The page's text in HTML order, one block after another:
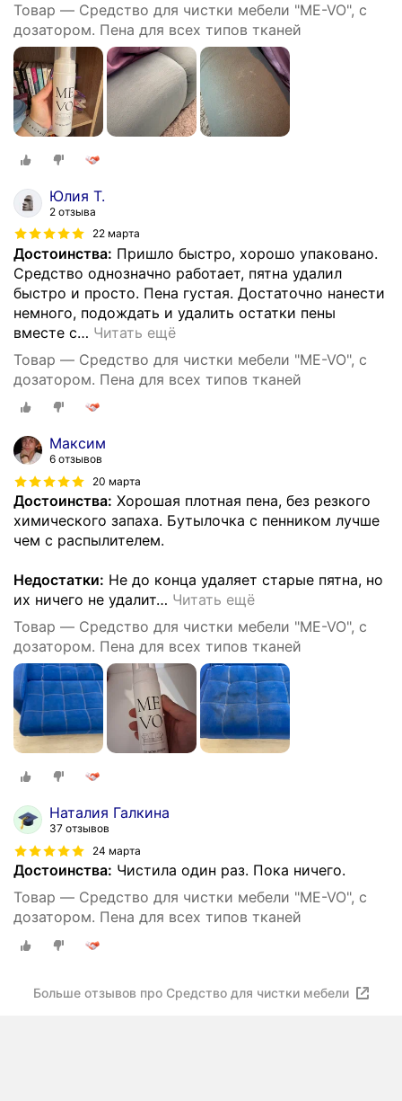
Товар — Средство для чистки мебели "ME-VO", с
дозатором. Пена для всех типов тканей
Юлия Т.
2 отзыва
22 марта
Достоинства: Пришло быстро, хорошо упаковано.
Средство однозначно работает, пятна удалил
быстро и просто. Пена густая. Достаточно нанести
немного, подождать и удалить остатки пены
вместе с… Читать ещё
Товар — Средство для чистки мебели "ME-VO", с
дозатором. Пена для всех типов тканей
Максим
6 отзывов
20 марта
Достоинства: Хорошая плотная пена, без резкого
химического запаха. Бутылочка с пенником лучше
чем с распылителем.
Недостатки: Не до конца удаляет старые пятна, но
их ничего не удалит… Читать ещё
Товар — Средство для чистки мебели "ME-VO", с
дозатором. Пена для всех типов тканей
Наталия Галкина
37 отзывов
24 марта
Достоинства: Чистила один раз. Пока ничего.
Товар — Средство для чистки мебели "ME-VO", с
дозатором. Пена для всех типов тканей
Больше отзывов про Средство для чистки мебели